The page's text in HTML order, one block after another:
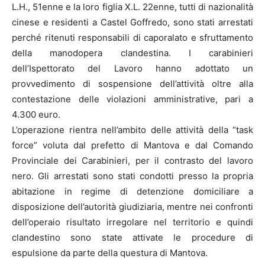
L.H., 51enne e la loro figlia X.L. 22enne, tutti di nazionalità
cinese e residenti a Castel Goffredo, sono stati arrestati
perché ritenuti responsabili di caporalato e sfruttamento
della manodopera clandestina. I carabinieri
dell’Ispettorato del Lavoro hanno adottato un
provvedimento di sospensione dell’attività oltre alla
contestazione delle violazioni amministrative, pari a
4.300 euro.
L’operazione rientra nell’ambito delle attività della “task
force” voluta dal prefetto di Mantova e dal Comando
Provinciale dei Carabinieri, per il contrasto del lavoro
nero. Gli arrestati sono stati condotti presso la propria
abitazione in regime di detenzione domiciliare a
disposizione dell’autorità giudiziaria, mentre nei confronti
dell’operaio risultato irregolare nel territorio e quindi
clandestino sono state attivate le procedure di
espulsione da parte della questura di Mantova.